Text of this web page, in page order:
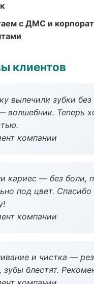
с ДМС и
клиентов
вылечили зубки без
волшебник. Теперь
компании
кариес — без боли,
под цвет. Спасибо
компании
и чистка —
зубы блестят.